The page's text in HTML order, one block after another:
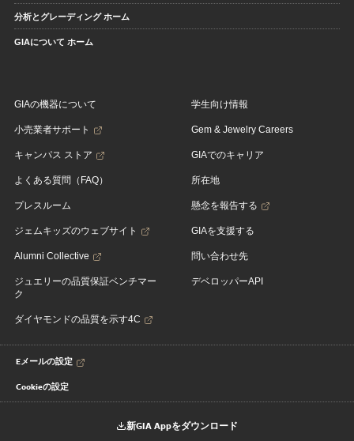
分析とグレーディング ホーム
GIAについて ホーム
GIAの機器について
小売業者サポート
キャンパス ストア
よくある質問（FAQ）
プレスルーム
ジェムキッズのウェブサイト
Alumni Collective
ジュエリーの品質保証ベンチマー
ク
ダイヤモンドの品質を示す4C
学生向け情報
Gem & Jewelry Careers
GIAでのキャリア
所在地
懸念を報告する
GIAを支援する
問い合わせ先
デベロッパーAPI
Eメールの設定
Cookieの設定
新GIA Appをダウンロード